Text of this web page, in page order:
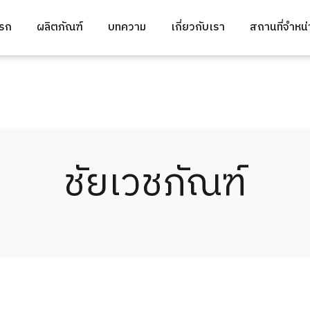
ก ผลิตภัณฑ์ บทความ เกี่ยวกับเรา สถานที่จำห
ชัยเวชภัณฑ์